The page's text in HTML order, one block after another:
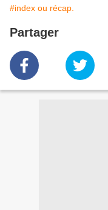
#index ou récap.
Partager